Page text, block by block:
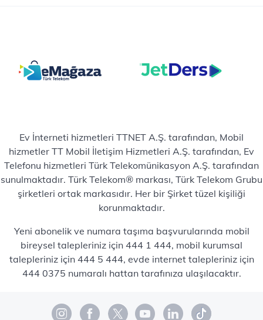
Ev İnterneti hizmetleri TTNET A.Ş. tarafından, Mobil
hizmetler TT Mobil İletişim Hizmetleri A.Ş. tarafından, Ev
Telefonu hizmetleri Türk Telekomünikasyon A.Ş. tarafından
sunulmaktadır. Türk Telekom® markası, Türk Telekom Grubu
şirketleri ortak markasıdır. Her bir Şirket tüzel kişiliği
korunmaktadır.
Yeni abonelik ve numara taşıma başvurularında mobil
bireysel talepleriniz için 444 1 444, mobil kurumsal
talepleriniz için 444 5 444, evde internet talepleriniz için
444 0375 numaralı hattan tarafınıza ulaşılacaktır.